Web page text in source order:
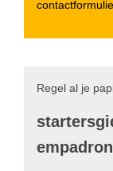
Regel al je